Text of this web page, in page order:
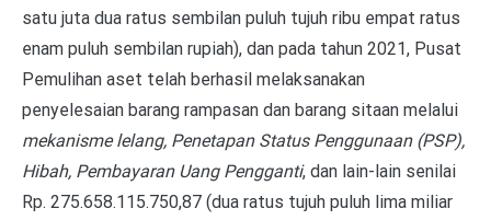
satu juta dua ratus sembilan puluh tujuh ribu empat ratus
enam puluh sembilan rupiah), dan pada tahun 2021, Pusat
Pemulihan aset telah berhasil melaksanakan
penyelesaian barang rampasan dan barang sitaan melalui
mekanisme lelang, Penetapan Status Penggunaan (PSP),
Hibah, Pembayaran Uang Pengganti, dan lain-lain senilai
Rp. 275.658.115.750,87 (dua ratus tujuh puluh lima miliar